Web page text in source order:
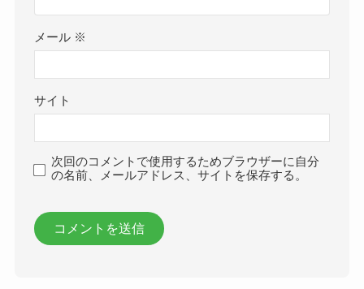
メール ※
サイト
次回のコメントで使用するためブラウザーに自分
の名前、メールアドレス、サイトを保存する。